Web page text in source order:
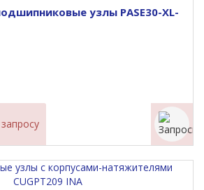
узлы PASE30-XL-